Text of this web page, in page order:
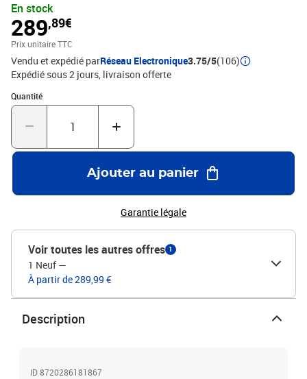
nettoyer. Elle est dotée d'une solide base en croix pour plus de
stabilité. Le design exclusif de ce parasol vous permet de l'incliner
et de le faire pivoter à 360 degrés pour bloquer le soleil. Le solide
mât en aluminium et les 8 baleines rendent le parasol très stable
et durable. Ce parasol de jardin peut être facilement ouvert et
fermé grâce au mécanisme à manivelle. De plus, le double toit
facilite la ventilation. Veuillez noter que nous vous
recommandons de traiter le tissu du parasol avec un spray
imperméabilisant s'il est soumis à des fortes
tissu avec un revêtement en PA, aluminium enduit de
poudreDimensions totales : 300 x 300 x 258 cm (L x l x
H)Dimensions de la base croisée : 100 x 100 cm (L x l)Taille de la
perche : 7 x 5 cm (L x l)Avec système à manivelle et orifice de
ventilationInclinaison et rotation sur 360 degrésAvec 8 nervures
En stock
289,89€
Prix unitaire TTC
Vendu et expédié parRéseau Electronique3.75/5(106)
Expédié sous 2 jours livraison offerte
Quantité
Quantité : 1
Ajouter au panier
Garantie légale
Voir toutes les autres offres 1
1 Neuf —
À partir de 289,99 €
Description
ID 8720286181867